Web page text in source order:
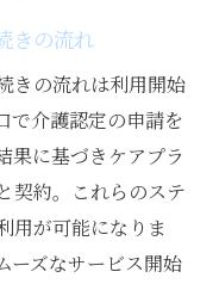
きの流れ
きの流れは利用開始
で介護認定の申請を
果に基づきケアプラ
契約。これらのステ
用が可能になりま
ーズなサービス開始